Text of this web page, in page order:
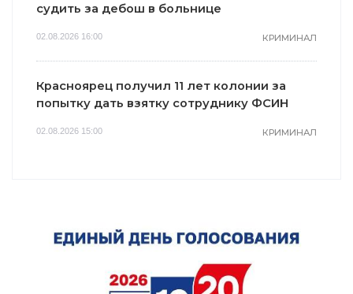
судить за дебош в больнице
02.08.2026 16:00 КРИМИНАЛ
Красноярец получил 11 лет колонии за
попытку дать взятку сотруднику ФСИН
02.08.2026 15:00 КРИМИНАЛ